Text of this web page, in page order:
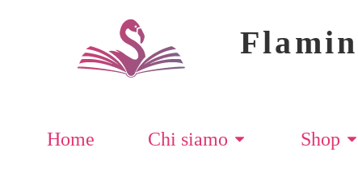
Home Chi siamo Shop